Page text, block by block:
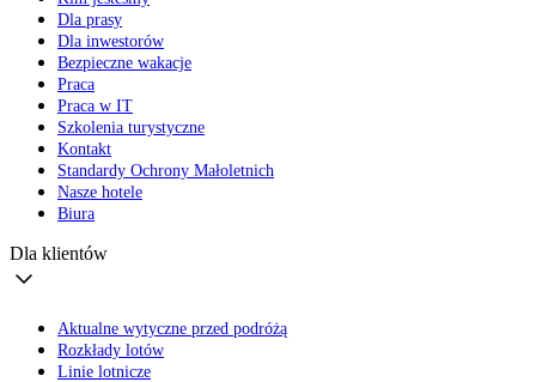
Dla prasy
Dla inwestorów
Bezpieczne wakacje
Praca
Praca w IT
Szkolenia turystyczne
Kontakt
Standardy Ochrony Małoletnich
Nasze hotele
Biura
Dla klientów
Aktualne wytyczne przed podróżą
Rozkłady lotów
Linie lotnicze